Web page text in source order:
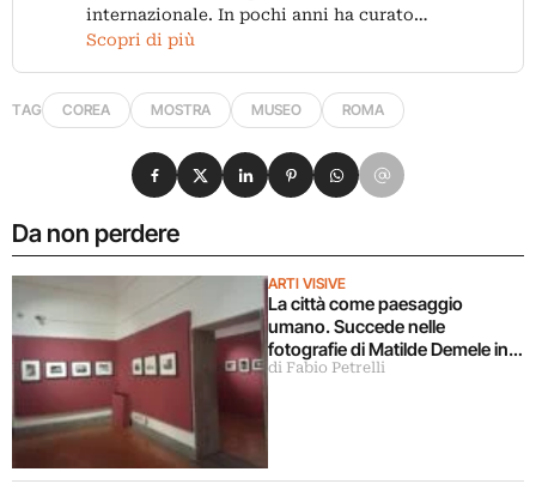
internazionale. In pochi anni ha curato…
Scopri di più
TAG COREA MOSTRA MUSEO ROMA
Da non perdere
ARTI VISIVE
La città come paesaggio
umano. Succede nelle
fotografie di Matilde Demele in
mostra a Roma
di Fabio Petrelli
Condividi su Facebook
Condividi su X
Condividi su LinkedIn
Condividi su Pinterest
Condividi su WhatsApp
Condividi su Email